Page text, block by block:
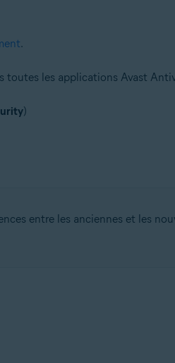
.
toutes les applications Avast
)
entre les anciennes et les